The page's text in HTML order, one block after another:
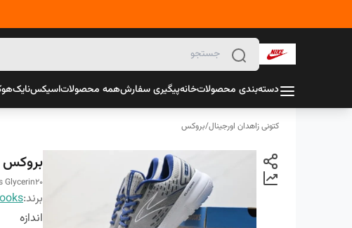
دسته‌بندی محصولاتخانهپیگیری سفارشهمه محصولاتاسیکسنایک
کتونی زاهدان اورجینال/بروکس
بروکس
Glycerin20
برند:
اندازه